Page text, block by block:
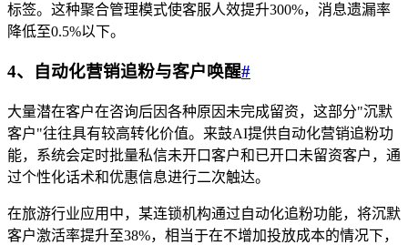
标签。这种聚合管理模式使客服人效提升300%，消息遗漏率
降低至0.5%以下。
4、自动化营销追粉与客户唤醒#
大量潜在客户在咨询后因各种原因未完成留资，这部分"沉默
客户"往往具有较高转化价值。来鼓AI提供自动化营销追粉功
能，系统会定时批量私信未开口客户和已开口未留资客户，通
过个性化话术和优惠信息进行二次触达。
在旅游行业应用中，某连锁机构通过自动化追粉功能，将沉默
客户激活率提升至38%，相当于在不增加投放成本的情况下，